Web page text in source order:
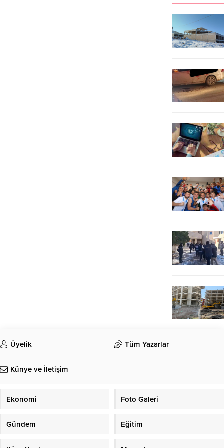
Siverek İlçelerinde, Birecik İlçe
J.K.lığı, Siverek İlçe J.K.lığı, KOM
Şube Md.lüğü, İstihbarat Şube
Md.lüğü ve Jasat ekiplerince,
Üyelik Tüm Yazarlar
Künye ve İletişim
Ekonomi Foto Galeri
Gündem Eğitim